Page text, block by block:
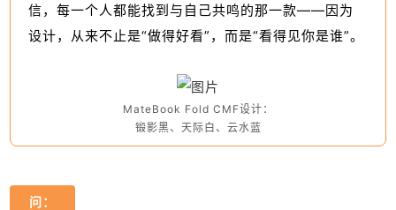
信，每一个人都能找到与自己共鸣的那一款——因为
设计，从来不止是“做得好看”，而是“看得见你是谁”。
MateBook Fold CMF设计：
锻影黑、天际白、云水蓝
问：